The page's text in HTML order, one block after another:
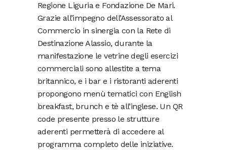
Regione Liguria e Fondazione De Mari.
Grazie all’impegno dell’Assessorato al
Commercio in sinergia con la Rete di
Destinazione Alassio, durante la
manifestazione le vetrine degli esercizi
commerciali sono allestite a tema
britannico, e i bar e i ristoranti aderenti
propongono menù tematici con English
breakfast, brunch e tè all’inglese. Un QR
code presente presso le strutture
aderenti permetterà di accedere al
programma completo delle iniziative.